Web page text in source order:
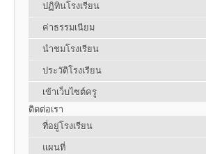
ปฏิทินโรงเรียน
ค่าธรรมเนียม
นำชมโรงเรียน
ประวัติโรงเรียน
เข้าเว็บไซต์ครู
ติดต่อเรา
ที่อยู่โรงเรียน
แผนที่